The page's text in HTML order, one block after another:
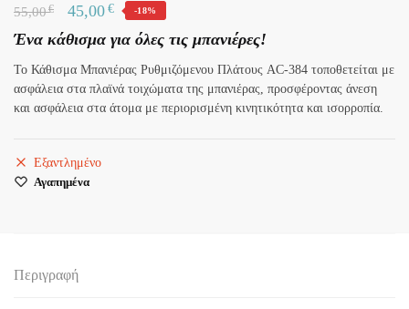
55,00€ 45,00€ -18%
Ένα κάθισμα για όλες τις μπανιέρες!
Το Κάθισμα Μπανιέρας Ρυθμιζόμενου Πλάτους AC-384 τοποθετείται με
ασφάλεια στα πλαϊνά τοιχώματα της μπανιέρας, προσφέροντας άνεση
και ασφάλεια στα άτομα με περιορισμένη κινητικότητα και ισορροπία.
Εξαντλημένο
Αγαπημένα
Περιγραφή